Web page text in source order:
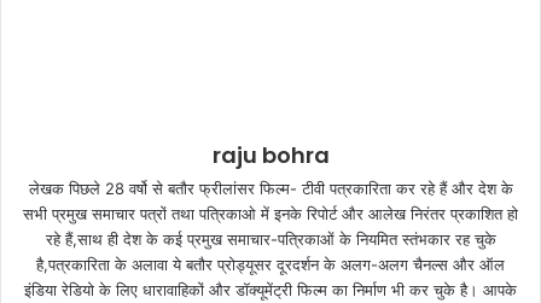
raju bohra
लेखक पिछले 28 वर्षो से बतौर फ्रीलांसर फिल्म- टीवी पत्रकारिता कर रहे हैं और देश के
सभी प्रमुख समाचार पत्रों तथा पत्रिकाओ में इनके रिपोर्ट और आलेख निरंतर प्रकाशित हो
रहे हैं,साथ ही देश के कई प्रमुख समाचार-पत्रिकाओं के नियमित स्तंभकार रह चुके
है,पत्रकारिता के अलावा ये बतौर प्रोड्यूसर दूरदर्शन के अलग-अलग चैनल्स और ऑल
इंडिया रेडियो के लिए धारावाहिकों और डॉक्यूमेंट्री फिल्म का निर्माण भी कर चुके है। आपके